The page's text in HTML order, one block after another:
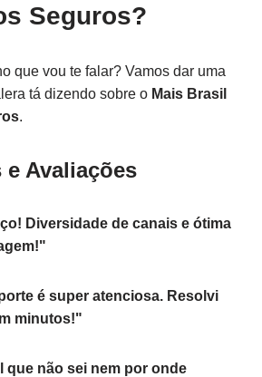
Seguros?
que vou te falar? Vamos dar uma
tá dizendo sobre o Mais Brasil
.
Avaliações
Diversidade de canais e ótima
é super atenciosa. Resolvi
minutos!"
que não sei nem por onde